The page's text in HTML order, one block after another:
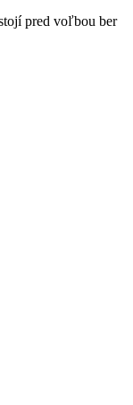
pred voľbou ber